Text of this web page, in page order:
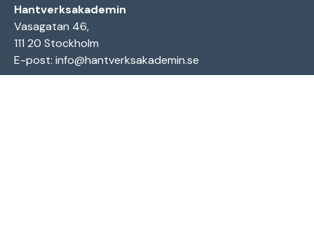
Hantverksakademin
Vasagatan 46,
111 20 Stockholm
E-post: info@hantverksakademin.se